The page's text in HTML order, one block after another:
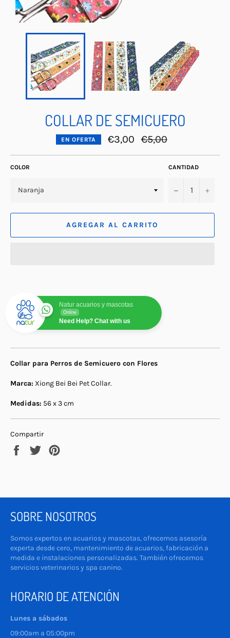
COLLAR DE SEMICUERO
EN OFERTA €3,00
Precio
habitual
€5,00
COLOR CANTIDAD
− +
AGREGAR AL CARRITO
Natur acuarios y mascotas
Online
Need Help? Chat with us
Collar para Perros de Semicuero con Flores
Marca: Xiong Bei Bei Pet Collar.
Medidas: 56 x 3 cm
Compartir
Compartir
Tuitear
SOBRE NOSOTROS
Somos expertos en acuarios y mascotas, ofrecemos asesoría
experta desde cero, mantenimiento de acuarios, fabricación a
medida e instalaciones personalizadas. También ofrecemos
servicios veterinarios y spa canino.
HORARIO DE ATENCIÓN
Lunes a sábados
09:00am a 05:00pm